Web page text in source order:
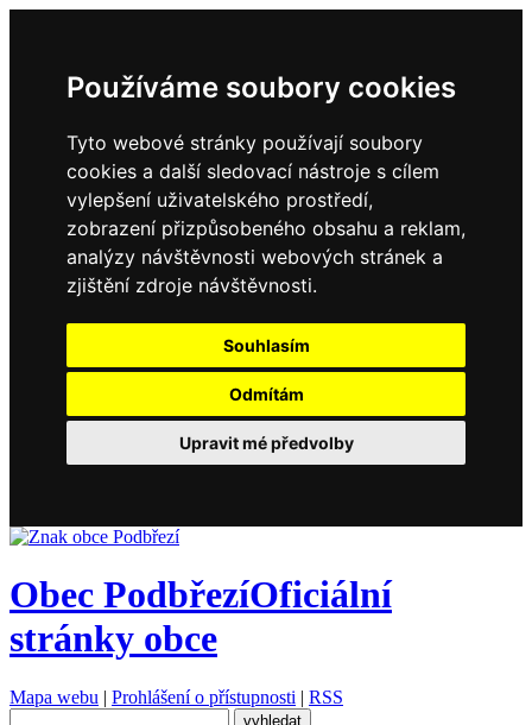
Používáme soubory cookies
Tyto webové stránky používají soubory
cookies a další sledovací nástroje s cílem
vylepšení uživatelského prostředí,
zobrazení přizpůsobeného obsahu a reklam,
analýzy návštěvnosti webových stránek a
zjištění zdroje návštěvnosti.
Souhlasím
Odmítám
Upravit mé předvolby
Obec PodbřezíOficiální
stránky obce
Mapa webu | Prohlášení o přístupnosti | RSS